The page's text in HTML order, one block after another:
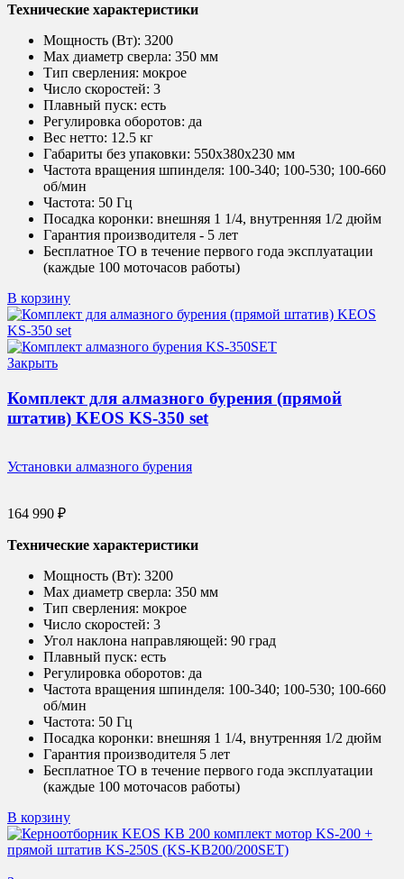
Технические характеристики
Мощность (Вт): 3200
Max диаметр сверла: 350 мм
Тип сверления: мокрое
Число скоростей: 3
Плавный пуск: есть
Регулировка оборотов: да
Вес нетто: 12.5 кг
Габариты без упаковки: 550х380х230 мм
Частота вращения шпинделя: 100-340; 100-530; 100-660
об/мин
Частота: 50 Гц
Посадка коронки: внешняя 1 1/4, внутренняя 1/2 дюйм
Гарантия производителя - 5 лет
Бесплатное ТО в течение первого года эксплуатации
(каждые 100 моточасов работы)
В корзину
Закрыть
Комплект для алмазного бурения (прямой
штатив) KEOS KS-350 set
Установки алмазного бурения
164 990 ₽
Технические характеристики
Мощность (Вт): 3200
Max диаметр сверла: 350 мм
Тип сверления: мокрое
Число скоростей: 3
Угол наклона направляющей: 90 град
Плавный пуск: есть
Регулировка оборотов: да
Частота вращения шпинделя: 100-340; 100-530; 100-660
об/мин
Частота: 50 Гц
Посадка коронки: внешняя 1 1/4, внутренняя 1/2 дюйм
Гарантия производителя 5 лет
Бесплатное ТО в течение первого года эксплуатации
(каждые 100 моточасов работы)
В корзину